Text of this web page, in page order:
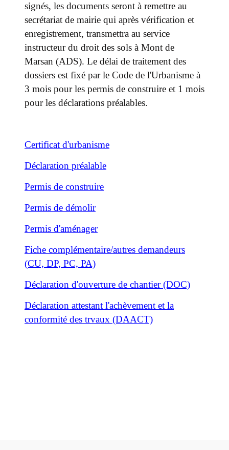
signés, les documents seront à remettre au
secrétariat de mairie qui après vérification et
enregistrement, transmettra au service
instructeur du droit des sols à Mont de
Marsan (ADS). Le délai de traitement des
dossiers est fixé par le Code de l'Urbanisme à
3 mois pour les permis de construire et 1 mois
pour les déclarations préalables.
Certificat d'urbanisme
Déclaration préalable
Permis de construire
Permis de démolir
Permis d'aménager
Fiche complémentaire/autres demandeurs
(CU, DP, PC, PA)
Déclaration d'ouverture de chantier (DOC)
Déclaration attestant l'achèvement et la
conformité des trvaux (DAACT)